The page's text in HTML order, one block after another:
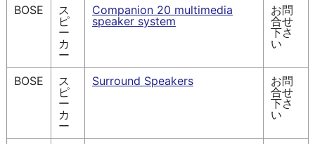
BOSE
ス
ピ
ー
カ
ー
Companion 20 multimedia
speaker system
お問
合せ
下さ
い
BOSE
ス
ピ
ー
カ
ー
Surround Speakers
お問
合せ
下さ
い